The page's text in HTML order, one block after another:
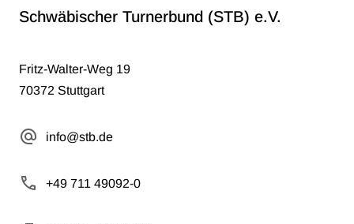
Schwäbischer Turnerbund (STB) e.V.
Fritz-Walter-Weg 19
70372 Stuttgart
info@stb.de
+49 711 49092-0